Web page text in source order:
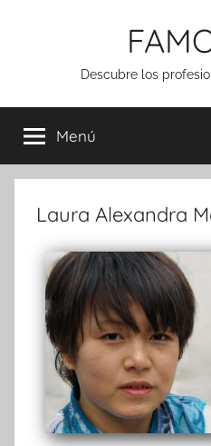
Descubre los
Menú
Laura Alexandra